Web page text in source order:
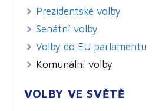
Prezidentské volby
Senátní volby
Volby do EU parlamentu
Komunální volby
VOLBY VE SVĚTĚ